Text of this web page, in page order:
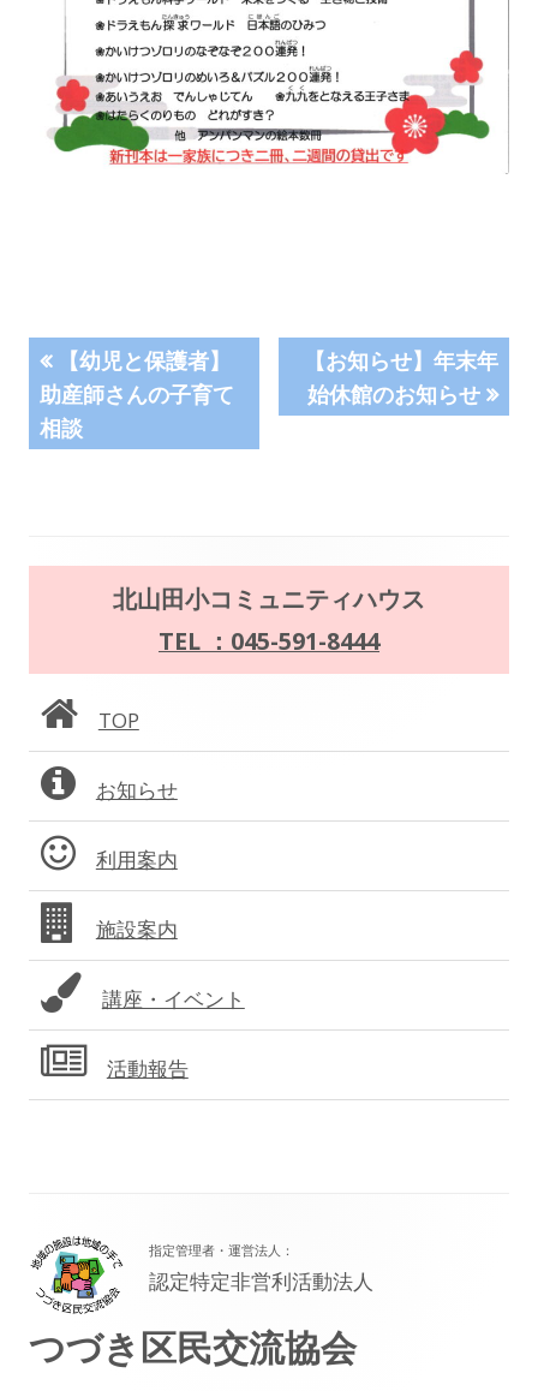
投
稿
ゲ
シ
ョ
ン
前
の
記
【幼児と保護者】
助産師さんの子育て
相談
次
の
【お知らせ】年末年
始休館のお知らせ
ン
サ
イ
ド
バ
ー
北山田小コミュニティハウス
TEL ：045-591-8444
TOP
お知らせ
利用案内
施設案内
講座・イベント
活動報告
ッ
タ
ー・
指定管理者・運営法人：
認定特定非営利活動法人
つづき区民交流協会